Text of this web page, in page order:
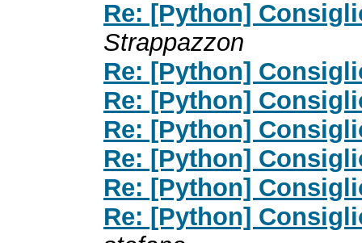
Re: [Python]
Strappazzon
Re: [Python]
Re: [Python]
Re: [Python]
Re: [Python]
Re: [Python]
Re: [Python]